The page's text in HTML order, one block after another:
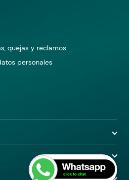
quejas y reclamos
personales